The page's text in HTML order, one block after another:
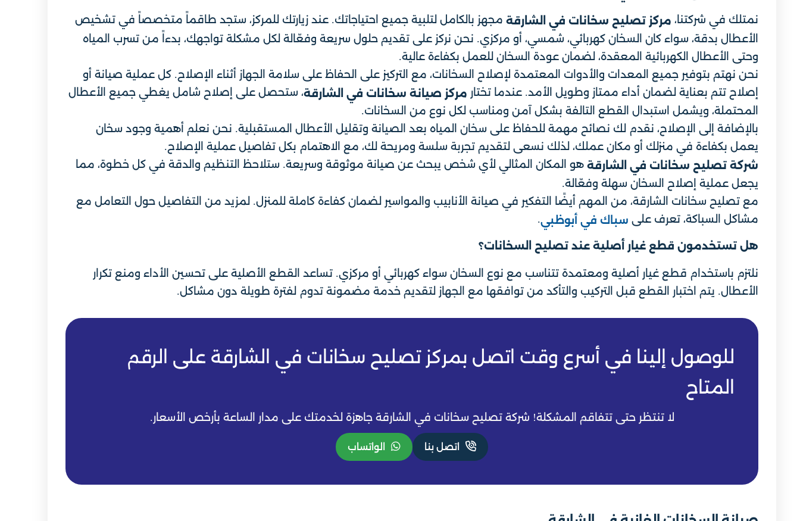
نمتلك في شركتنا، مركز تصليح سخانات في الشارقة مجهز بالكامل لتلبية جميع احتياجاتك. عند زيارتك للمركز، ستجد طاقماً متخصصاً في تشخيص
الأعطال بدقة، سواء كان السخان كهربائي، شمسي، أو مركزي. نحن نركز على تقديم حلول سريعة وفعّالة لكل مشكلة تواجهك، بدءاً من تسرب المياه
وحتى الأعطال الكهربائية المعقدة، لضمان عودة السخان للعمل بكفاءة عالية.
نحن نهتم بتوفير جميع المعدات والأدوات المعتمدة لإصلاح السخانات، مع التركيز على الحفاظ على سلامة الجهاز أثناء الإصلاح. كل عملية صيانة أو
إصلاح تتم بعناية لضمان أداء ممتاز وطويل الأمد. عندما تختار مركز صيانة سخانات في الشارقة، ستحصل على إصلاح شامل يغطي جميع الأعطال
المحتملة، ويشمل استبدال القطع التالفة بشكل آمن ومناسب لكل نوع من السخانات.
بالإضافة إلى الإصلاح، نقدم لك نصائح مهمة للحفاظ على سخان المياه بعد الصيانة وتقليل الأعطال المستقبلية. نحن نعلم أهمية وجود سخان
يعمل بكفاءة في منزلك أو مكان عملك، لذلك نسعى لتقديم تجربة سلسة ومريحة لك، مع الاهتمام بكل تفاصيل عملية الإصلاح.
شركة تصليح سخانات في الشارقة هو المكان المثالي لأي شخص يبحث عن صيانة موثوقة وسريعة. ستلاحظ التنظيم والدقة في كل خطوة، مما
يجعل عملية إصلاح السخان سهلة وفعّالة.
مع تصليح سخانات الشارقة، من المهم أيضًا التفكير في صيانة الأنابيب والمواسير لضمان كفاءة كاملة للمنزل. لمزيد من التفاصيل حول التعامل مع
مشاكل السباكة، تعرف على سباك في أبوظبي.
هل تستخدمون قطع غيار أصلية عند تصليح السخانات؟
نلتزم باستخدام قطع غيار أصلية ومعتمدة تتناسب مع نوع السخان سواء كهربائي أو مركزي. تساعد القطع الأصلية على تحسين الأداء ومنع تكرار
الأعطال. يتم اختبار القطع قبل التركيب والتأكد من توافقها مع الجهاز لتقديم خدمة مضمونة تدوم لفترة طويلة دون مشاكل.
للوصول إلينا في أسرع وقت اتصل بمركز تصليح سخانات في الشارقة على الرقم
المتاح
لا تنتظر حتى تتفاقم المشكلة! شركة تصليح سخانات في الشارقة جاهزة لخدمتك على مدار الساعة بأرخص الأسعار.
اتصل بنا الواتساب